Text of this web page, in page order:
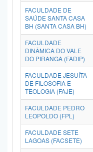
FACULDADE DE
SAÚDE SANTA CASA
BH (SANTA CASA BH)
FACULDADE
DINÂMICA DO VALE
DO PIRANGA (FADIP)
FACULDADE JESUÍTA
DE FILOSOFIA E
TEOLOGIA (FAJE)
FACULDADE PEDRO
LEOPOLDO (FPL)
FACULDADE SETE
LAGOAS (FACSETE)